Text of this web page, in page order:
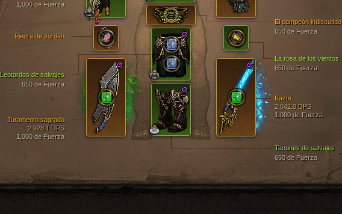
Tacones de salvajes
650 de Fuerza
1,000 de Fuerza
Leotardos de salvajes
650 de Fuerza
Juramento sagrado
2,928.1 DPS
1,000 de Fuerza
Irazur
2,842.0 DPS
1,000 de Fuerza
El campeón indiscutido
650 de Fuerza
La rosa de los vientos
650 de Fuerza
Piedra de Jordán